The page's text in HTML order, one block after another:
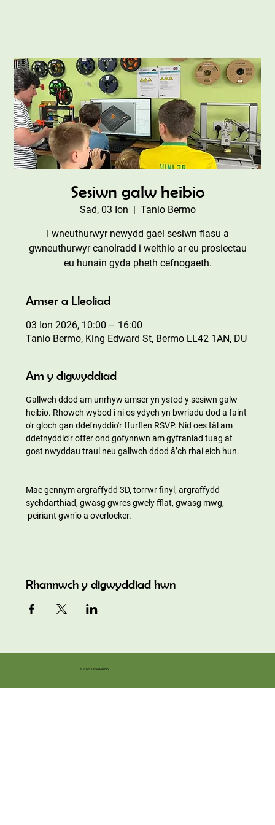
Sesiwn galw heibio
Sad, 03 Ion
  |
Tanio Bermo
I wneuthurwyr newydd gael sesiwn flasu a
gwneuthurwyr canolradd i weithio ar eu prosiectau
eu hunain gyda pheth cefnogaeth.
Amser a Lleoliad
03 Ion 2026, 10:00 – 16:00
Tanio Bermo, King Edward St, Bermo LL42 1AN, DU
Am y digwyddiad
Gallwch ddod am unrhyw amser yn ystod y sesiwn galw
heibio. Rhowch wybod i ni os ydych yn bwriadu dod a faint
o'r gloch gan ddefnyddio'r ffurflen RSVP. Nid oes tâl am
ddefnyddio’r offer ond gofynnwn am gyfraniad tuag at
gost nwyddau traul neu gallwch ddod â’ch rhai eich hun.
Mae gennym argraffydd 3D, torrwr finyl, argraffydd
sychdarthiad, gwasg gwres gwely fflat, gwasg mwg,
peiriant gwnïo a overlocker.
Rhannwch y digwyddiad hwn
© 2025 Tanio Bermo